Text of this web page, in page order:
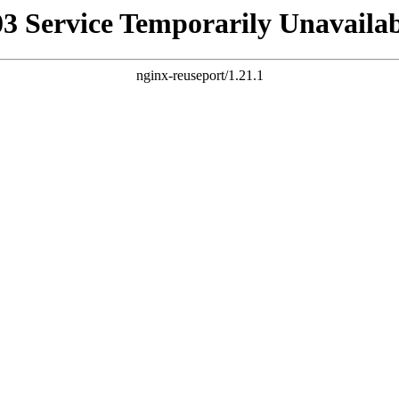
Service Temporarily
nginx-reuseport/1.21.1